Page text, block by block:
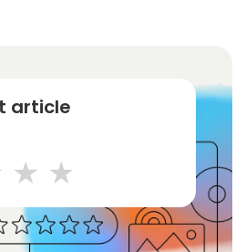
article
stars
4 stars
5 stars